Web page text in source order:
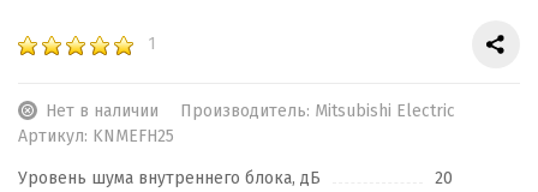
1
Нет в наличии Производитель: Mitsubishi Electric
Артикул: KNMEFH25
Уровень шума внутреннего блока, дБ
20